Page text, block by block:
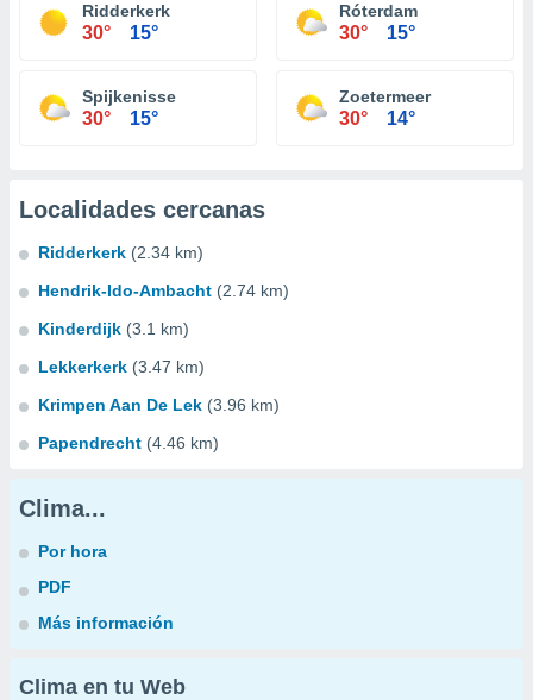
Ridderkerk
30° 15°
Róterdam
30° 15°
Spijkenisse
30° 15°
Zoetermeer
30° 14°
Localidades cercanas
Ridderkerk (2.34 km)
Hendrik-Ido-Ambacht (2.74 km)
Kinderdijk (3.1 km)
Lekkerkerk (3.47 km)
Krimpen Aan De Lek (3.96 km)
Papendrecht (4.46 km)
Clima...
Por hora
PDF
Más información
Clima en tu Web